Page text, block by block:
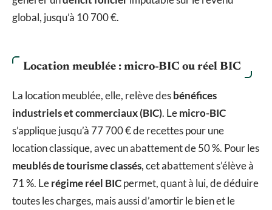
global, jusqu’à 10 700 €.
Location meublée : micro-BIC ou réel BIC
La location meublée, elle, relève desbénéfices
industriels et commerciaux (BIC). Lemicro-BIC
s’applique jusqu’à 77 700 € de recettes pour une
location classique, avec un abattement de 50 %. Pour les
meublés de tourisme classés, cet abattement s’élève à
71 %. Lerégime réel BICpermet, quant à lui, de déduire
toutes les charges, mais aussi d’amortir le bien et le